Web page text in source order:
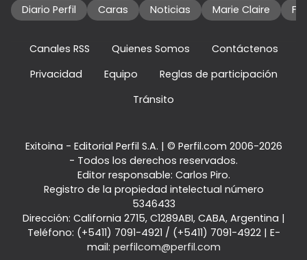
Diario Perfil Caras Noticias Marie Claire
Canales RSS Quienes Somos
Contáctenos
Privacidad
Equipo
Reglas de participación
Tránsito
Exitoina - Editorial Perfil S.A. | © Perfil.com 2006-2026
- Todos los derechos reservados.
Editor responsable: Carlos Piro.
Registro de la propiedad intelectual número
5346433
Dirección: California 2715, C1289ABI, CABA, Argentina |
Teléfono: (+5411) 7091-4921 / (+5411) 7091-4922| E-
mail: perfilcom@perfil.com